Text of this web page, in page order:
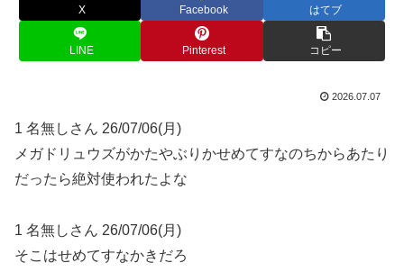
X Facebook はてブ
LINE Pinterest コピー
2026.07.07
1 名無しさん 26/07/06(月)
メガドリュウズがかたやぶりかせめてすなのちからあたり
だったら絶対使われたよな
1 名無しさん 26/07/06(月)
そこはせめてすなかきだろ